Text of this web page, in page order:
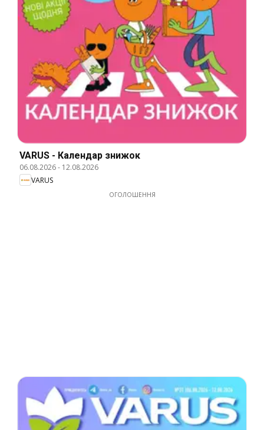
VARUS - Календар знижок
06.08.2026- 12.08.2026
VARUS
ОГОЛОШЕННЯ